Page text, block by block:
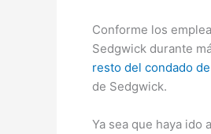
Conforme los
Sedgwick durante
resto del condado
de Sedgwick.
Ya sea que haya ido